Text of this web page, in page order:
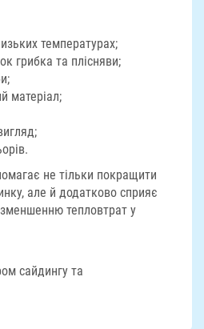
температурах;
грибка та плісняви;
матеріал;
не тільки покращити
але й додатково сприяє
тепловтрат у
сайдингу та